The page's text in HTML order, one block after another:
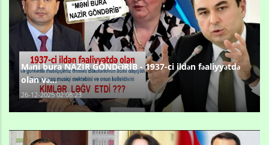
Məni bura NAZİR GÖNDƏRİB - 1937-ci ildən fəaliyyətdə
olan və...
26-12-2025 02:08:23